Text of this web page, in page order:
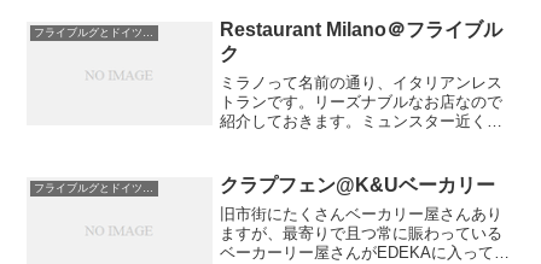
日...
Restaurant Milano＠フライブル
ク
ミラノって名前の通り、イタリアンレス
トランです。リーズナブルなお店なので
紹介しておきます。ミュンスター近くの
す。そしてstra�eは通りって意味で...
フライブルグとドイツグルメ クラプフェン@K&Uベーカリー
旧市街にたくさんベーカリー屋さんあり
ますが、最寄りで且つ常に賑わっている
ベーカーリー屋さんがEDEKAに入ってい